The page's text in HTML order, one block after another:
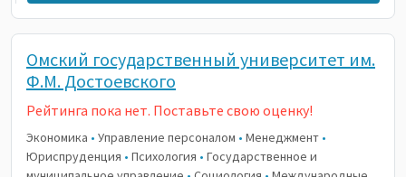
Омский государственный университет им.
Ф.М. Достоевского
Рейтинга пока нет. Поставьте свою оценку!
Экономика • Управление персоналом • Менеджмент •
Юриспруденция • Психология • Государственное и